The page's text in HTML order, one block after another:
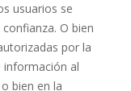
usuarios se
O bien
por la
información al
bien en la